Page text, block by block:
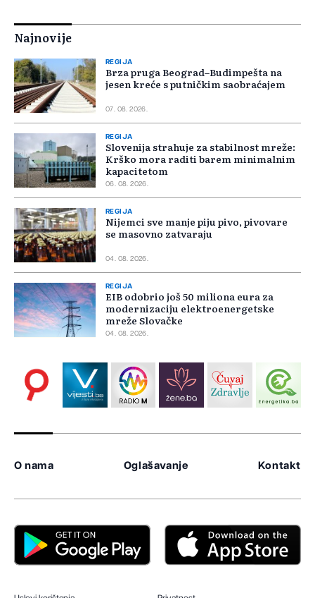
Najnovije
REGIJA
Brza pruga Beograd–Budimpešta na
jesen kreće s putničkim saobraćajem
07. 08. 2026.
REGIJA
Slovenija strahuje za stabilnost mreže:
Krško mora raditi barem minimalnim
kapacitetom
06. 08. 2026.
REGIJA
Nijemci sve manje piju pivo, pivovare
se masovno zatvaraju
04. 08. 2026.
REGIJA
EIB odobrio još 50 miliona eura za
modernizaciju elektroenergetske
mreže Slovačke
04. 08. 2026.
O nama Oglašavanje Kontakt